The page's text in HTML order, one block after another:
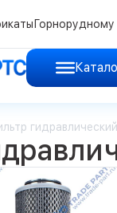
Горнорудному